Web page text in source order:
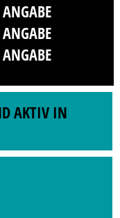
AKTIV IN